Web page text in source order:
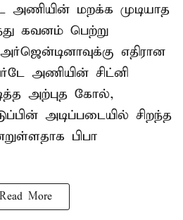
அணியின் மறக்க முடியாத
கவனம் பெற்று
எதிரான
அணியின் சிட்னி
அற்புத கோல்,
அடிப்படையில் சிறந்த
பிபா
Read More